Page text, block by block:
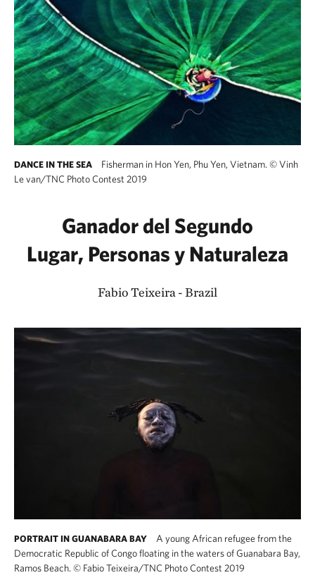
DANCE IN THE SEA Fisherman in Hon Yen, Phu Yen, Vietnam. ©Vinh
Le van/TNC Photo Contest 2019
Ganador del Segundo
Lugar, Personas y Naturaleza
Fabio Teixeira - Brazil
PORTRAIT IN GUANABARA BAY
A young African refugee from the
Democratic Republic of Congo floating in the waters of Guanabara Bay,
Ramos Beach. © Fabio Teixeira/TNC Photo Contest 2019